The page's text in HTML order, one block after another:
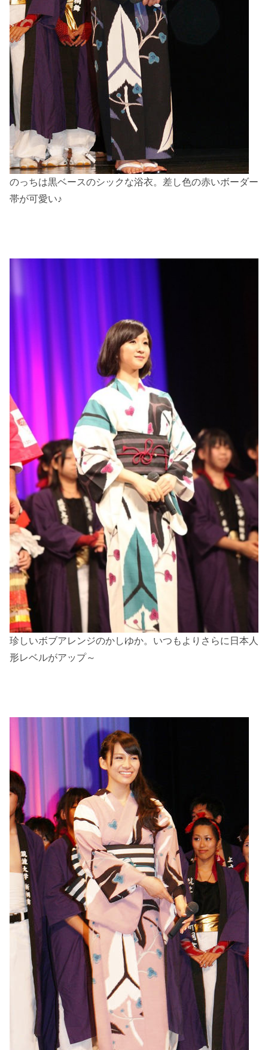
のっちは黒ベースのシックな浴衣。差し色の赤いボーダー
帯が可愛い♪
珍しいボブアレンジのかしゆか。いつもよりさらに日本人
形レベルがアップ～